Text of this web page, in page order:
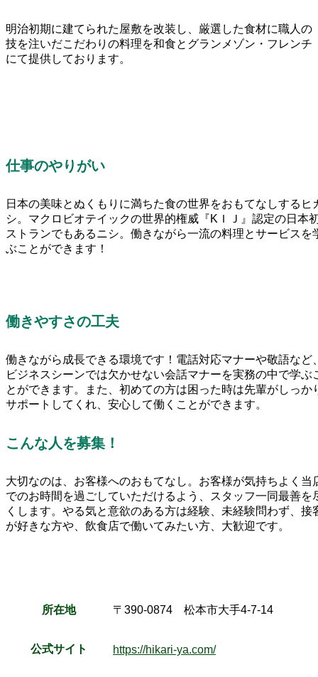
明治初期に建てられた屋敷を改装し、厳選した食材に職人の
技を注いだこだわりの料理を和食とグランメゾン・フレンチ
にて提供しております。
仕事のやりがい
日本の美味とぬくもりに満ちた食の世界をおもてなしするヒ
シ。マクロビオテイックの世界的権威『KＩＪ』認定の日本
ストランでもあるニシ。働きながら一流の料理とサービスを
ぶことができます！
働きやすさの工夫
働きながら成長できる環境です！電話対応マナーや敬語など
ビジネスシーンでは欠かせない会話マナーを実務の中で学ぶ
とができます。また、初めての方は困った時は先輩がしっか
サポートしてくれ、安心して働くことができます。
こんな人を募集！
大切なのは、お客様へのおもてなし。お客様が気持ちよく当
でのお時間を過ごしていただけるよう、スタッフ一同最善を
くします。やる気と意欲のある方は経験、未経験問わず、接
が好きな方や、飲食店で働いてみたい方、大歓迎です。
所在地 〒390-0874 松本市大手4-7-14
公式サイト https://hikari-ya.com/